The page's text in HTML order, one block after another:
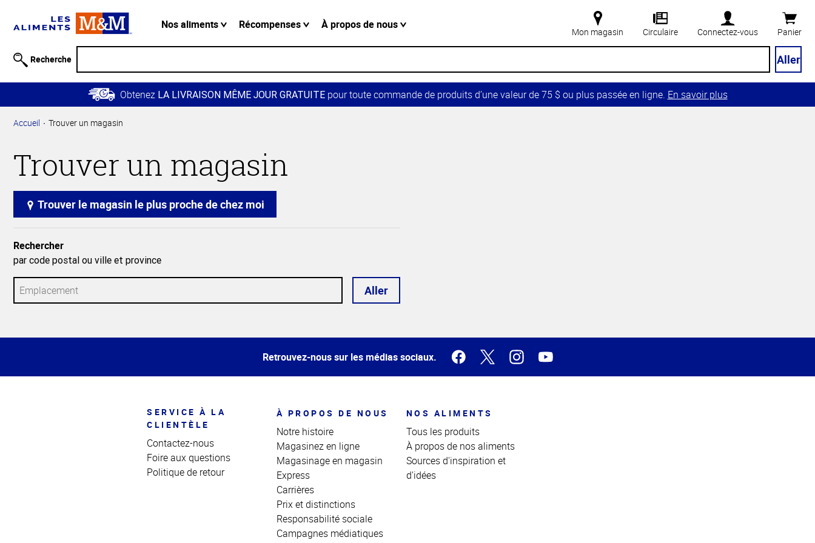
relative à
Passer
contenu
Retour à
principale
Nos aliments Récompenses À propos de nous
Mon magasin Circulaire Connectez-vous Panier
Recherche Aller
Obtenez LA LIVRAISON MÊME JOUR GRATUITEpour toute commande de produits d’une valeur de 75 $ ou plus passée en ligne. En savoir plus
Accueil Trouver un magasin
Trouver un magasin
Trouver le magasin le plus proche de chez moi
Rechercher
par code postal ou ville et province
Aller
de la
Retrouvez-nous sur les médias sociaux.
SERVICE À LA
CLIENTÈLE
Contactez-nous
Foire aux questions
Politique de retour
À PROPOS DE NOUS
Notre histoire
Magasinez en ligne
Magasinage en magasin
Express
Carrières
Prix et distinctions
Responsabilité sociale
Campagnes médiatiques
NOS ALIMENTS
Tous les produits
À propos de nos aliments
Sources d'inspiration et
d'idées